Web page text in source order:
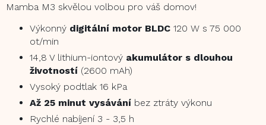
Mamba M3 skvělou volbou pro váš domov!
Výkonný digitální motor BLDC 120 W s 75 000
ot/min
14,8 V lithium-iontový akumulátor s dlouhou
životností (2600 mAh)
Vysoký podtlak 16 kPa
Až 25 minut vysávání bez ztráty výkonu
Rychlé nabíjení 3 - 3,5 h